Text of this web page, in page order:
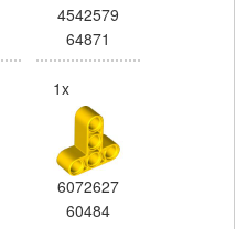
4542579
64871
1x
6072627
60484